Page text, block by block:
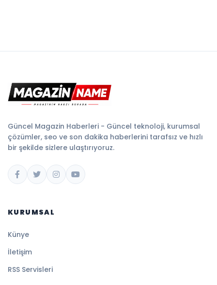
Güncel Magazin Haberleri - Güncel teknoloji, kurumsal
çözümler, seo ve son dakika haberlerini tarafsız ve hızlı
bir şekilde sizlere ulaştırıyoruz.
KURUMSAL
Künye
İletişim
RSS Servisleri